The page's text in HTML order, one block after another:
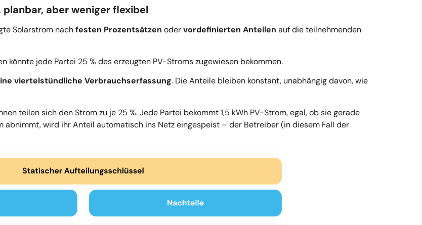
aber weniger flexibel
Solarstrom nachfesten Prozentsätzen odervordefinierten Anteilen auf die teilnehmenden
könnte jede Partei 25 % des erzeugten PV-Stroms zugewiesen bekommen.
viertelstündliche Verbrauchserfassung. Die Anteile bleiben konstant, unabhängig davon, wie
teilen sich den Strom zu je 25 %. Jede Partei bekommt 1,5 kWh PV-Strom, egal, ob sie gerade
abnimmt, wird ihr Anteil automatisch ins Netz eingespeist – der Betreiber (in diesem Fall der